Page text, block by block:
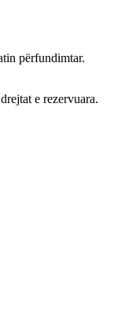
përfundimtar.
e rezervuara.